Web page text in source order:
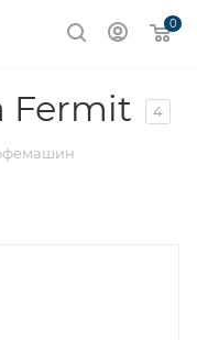
0
Fermit 4